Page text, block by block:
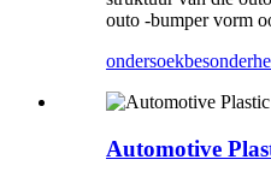
outo -bumper vorm
ondersoek
Automotive